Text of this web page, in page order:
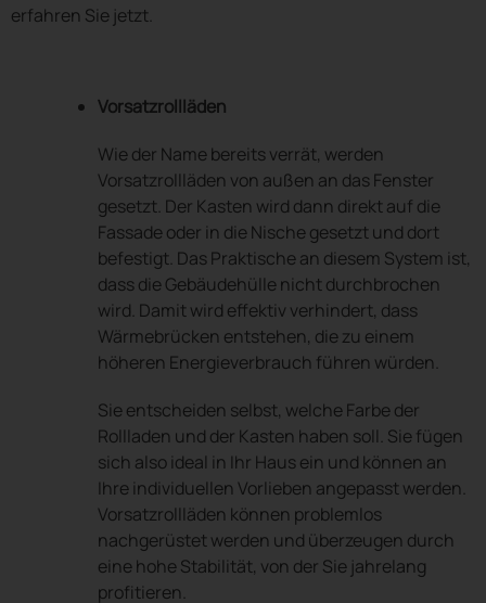
erfahren Sie jetzt.
Vorsatzrollläden
Wie der Name bereits verrät, werden
Vorsatzrollläden von außen an das Fenster
gesetzt. Der Kasten wird dann direkt auf die
Fassade oder in die Nische gesetzt und dort
befestigt. Das Praktische an diesem System ist,
dass die Gebäudehülle nicht durchbrochen
wird. Damit wird effektiv verhindert, dass
Wärmebrücken entstehen, die zu einem
höheren Energieverbrauch führen würden.
Sie entscheiden selbst, welche Farbe der
Rollladen und der Kasten haben soll. Sie fügen
sich also ideal in Ihr Haus ein und können an
Ihre individuellen Vorlieben angepasst werden.
Vorsatzrollläden können problemlos
nachgerüstet werden und überzeugen durch
eine hohe Stabilität, von der Sie jahrelang
profitieren.